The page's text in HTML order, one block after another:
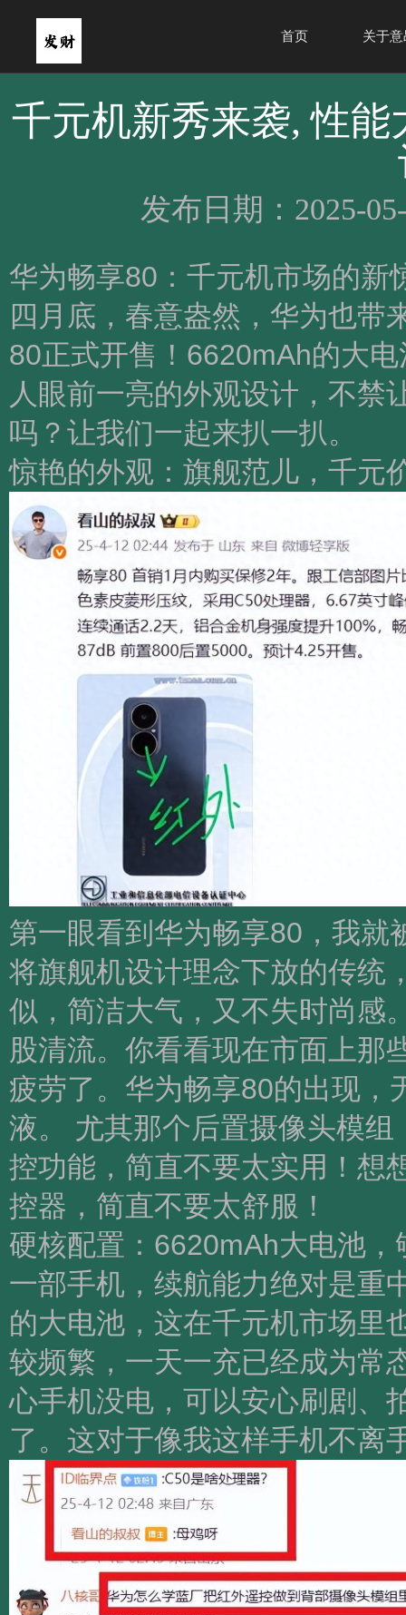
首页 关于
千元机新秀来袭, 性能
发布日期：2025-
华为畅享80：千元机市场的新
四月底，春意盎然，华为也
80正式开售！6620mAh的大
人眼前一亮的外观设计，不禁
吗？让我们一起来扒一扒。
惊艳的外观：旗舰范儿，千元
第一眼看到华为畅享80，我就
将旗舰机设计理念下放的传统
似，简洁大气，又不失时尚感
股清流。你看看现在市面上那
疲劳了。华为畅享80的出现，
液。 尤其那个后置摄像头模
控功能，简直不要太实用！想
控器，简直不要太舒服！
硬核配置：6620mAh大电池，
一部手机，续航能力绝对是重
的大电池，这在千元机市场里
较频繁，一天一充已经成为常
心手机没电，可以安心刷剧、
了。这对于像我这样手机不离